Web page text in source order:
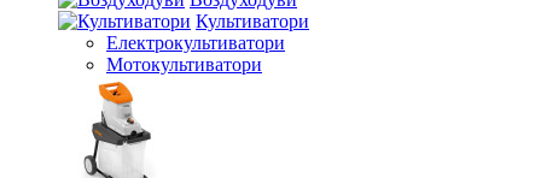
Культиватори
Електрокультиватори
Мотокультиватори